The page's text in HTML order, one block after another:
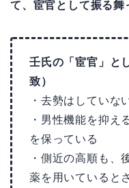
て、宦官として振る舞
壬氏の「宦官」と
致）
・去勢はしていな
・男性機能を抑え
を保っている
・側近の高順も、
薬を用いていると